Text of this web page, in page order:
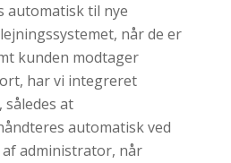
automatisk til nye
når de er
kunden modtager
har vi integreret
at
automatisk ved
administrator, når